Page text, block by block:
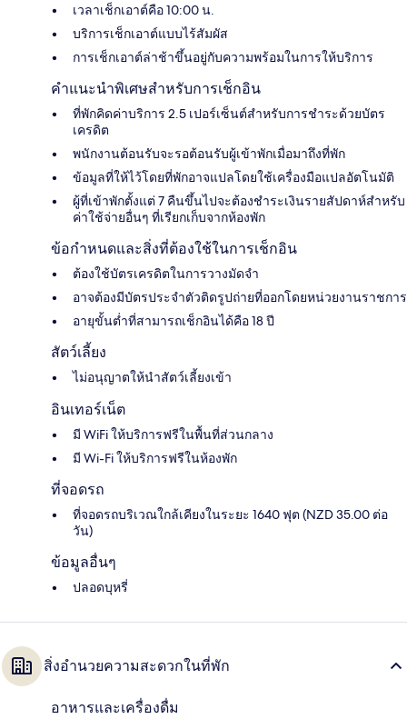
เวลาเช็กเอาต์คือ 10:00 น.
บริการเช็กเอาต์แบบไร้สัมผัส
การเช็กเอาต์ล่าช้าขึ้นอยู่กับความพร้อมในการให้บริการ
คำแนะนำพิเศษสำหรับการเช็กอิน
ที่พักคิดค่าบริการ 2.5 เปอร์เซ็นต์สำหรับการชำระด้วยบัตร
เครดิต
พนักงานต้อนรับจะรอต้อนรับผู้เข้าพักเมื่อมาถึงที่พัก
ข้อมูลที่ให้ไว้โดยที่พักอาจแปลโดยใช้เครื่องมือแปลอัตโนมัติ
ผู้ที่เข้าพักตั้งแต่ 7 คืนขึ้นไปจะต้องชำระเงินรายสัปดาห์สำหรับ
ค่าใช้จ่ายอื่นๆ ที่เรียกเก็บจากห้องพัก
ข้อกำหนดและสิ่งที่ต้องใช้ในการเช็กอิน
ต้องใช้บัตรเครดิตในการวางมัดจำ
อาจต้องมีบัตรประจำตัวติดรูปถ่ายที่ออกโดยหน่วยงานราชการ
อายุขั้นต่ำที่สามารถเช็กอินได้คือ 18 ปี
สัตว์เลี้ยง
ไม่อนุญาตให้นำสัตว์เลี้ยงเข้า
อินเทอร์เน็ต
มี WiFi ให้บริการฟรีในพื้นที่ส่วนกลาง
มี Wi-Fi ให้บริการฟรีในห้องพัก
ที่จอดรถ
ที่จอดรถบริเวณใกล้เคียงในระยะ 1640 ฟุต (NZD 35.00 ต่อ
วัน)
ข้อมูลอื่นๆ
ปลอดบุหรี่
สิ่งอำนวยความสะดวกในที่พัก
อาหารและเครื่องดื่ม